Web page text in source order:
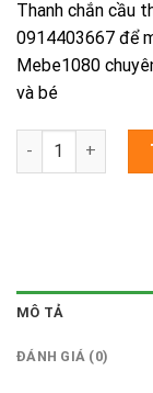
Thanh chắn cầu
0914403667 để
Mebe1080
và bé
Thanh chắn cầu
MÔ TẢ
ĐÁNH GIÁ (0)